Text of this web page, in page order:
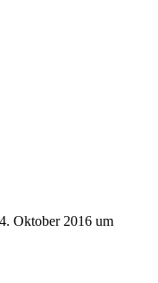
Oktober 2016 um